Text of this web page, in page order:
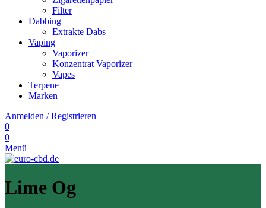
Filter
Dabbing
Extrakte Dabs
Vaping
Vaporizer
Konzentrat Vaporizer
Vapes
Terpene
Marken
Anmelden / Registrieren
0
0
Menü
Lime Og